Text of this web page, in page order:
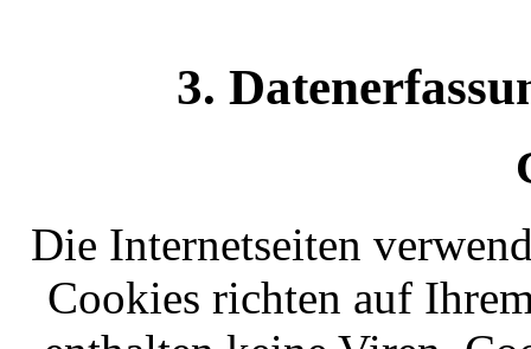
3.
Die Internetseiten
Cookies richten auf